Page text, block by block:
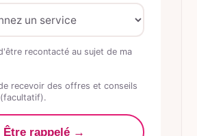
recontacté au sujet de ma
recevoir des offres et conseils
Être rappelé →